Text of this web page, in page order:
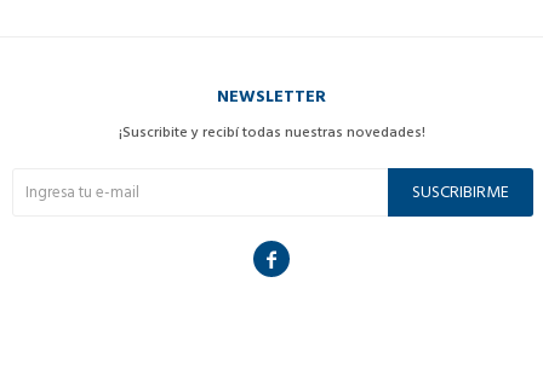
NEWSLETTER
¡Suscribite y recibí todas nuestras novedades!
SUSCRIBIRME
